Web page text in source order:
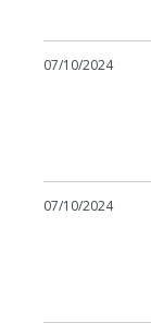
07/10/2024
07/10/2024